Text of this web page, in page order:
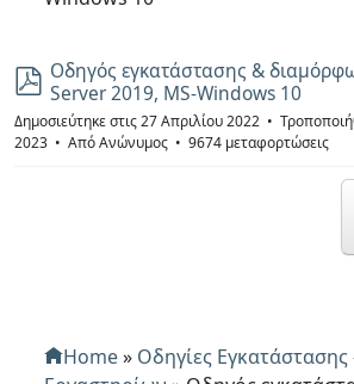
p
d
f
Οδηγός εγκατάστασης &
Server 2019, MS-Windows 10
Δημοσιεύτηκε στις 27 Απριλίου 2022
2023
ΑπόΑνώνυμος 9674 μεταφορτώσεις
Home» Οδηγίες Εγκατάστασης